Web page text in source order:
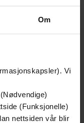
Om
Vi
(Funksjonelle)
nettsiden vår blir
169,-